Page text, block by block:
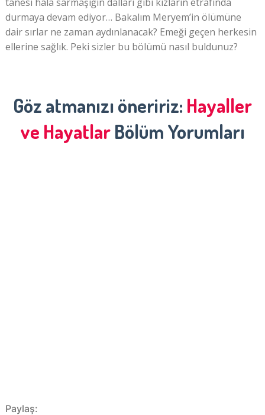
durmaya devam ediyor… Bakalım Meryem’in ölümüne
dair sırlar ne zaman aydınlanacak? Emeği geçen herkesin
ellerine sağlık. Peki sizler bu bölümü nasıl buldunuz?
Göz atmanızı öneririz: Hayaller
ve HayatlarBölüm Yorumları
Paylaş: